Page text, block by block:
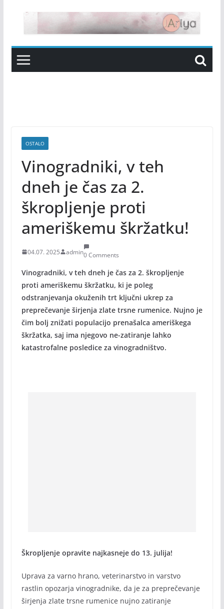
content
OSTALO
Vinogradniki, v teh
dneh je čas za 2.
škropljenje proti
ameriškemu škržatku!
04.07. 2025 admin0 Comments
Vinogradniki, v teh dneh je čas za 2. škropljenje
proti ameriškemu škržatku, ki je poleg
odstranjevanja okuženih trt ključni ukrep za
preprečevanje širjenja zlate trsne rumenice. Nujno je
čim bolj znižati populacijo prenašalca ameriškega
škržatka, saj ima njegovo ne-zatiranje lahko
katastrofalne posledice za vinogradništvo.
Škropljenje opravite najkasneje do 13. julija!
Uprava za varno hrano, veterinarstvo in varstvo
rastlin opozarja vinogradnike, da je za preprečevanje
širjenja zlate trsne rumenice nujno zatiranje